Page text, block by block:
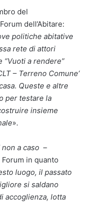
del
dell’Abitare:
politiche abitative
rete di attori
a rendere”
– Terreno Comune’
Queste e altre
per testare la
insieme
».
a caso –
in quanto
luogo, il passato
si saldano
accoglienza, lotta